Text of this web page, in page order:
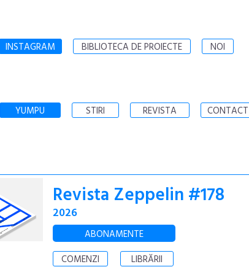
INSTAGRAM BIBLIOTECA DE PROIECTE NOI
YUMPU STIRI REVISTA CONTACT
Revista Zeppelin #178
2026
ABONAMENTE
COMENZI
LIBRĂRII